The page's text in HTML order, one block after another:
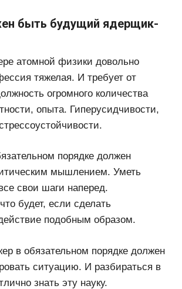
быть будущий ядерщик-
атомной физики довольно
тяжелая. И требует от
огромного количества
опыта. Гиперусидчивости,
порядке должен
мышлением. Уметь
свои шаги наперед.
будет, если сделать
подобным образом.
в обязательном порядке должен
ситуацию. И разбираться в
знать эту науку.